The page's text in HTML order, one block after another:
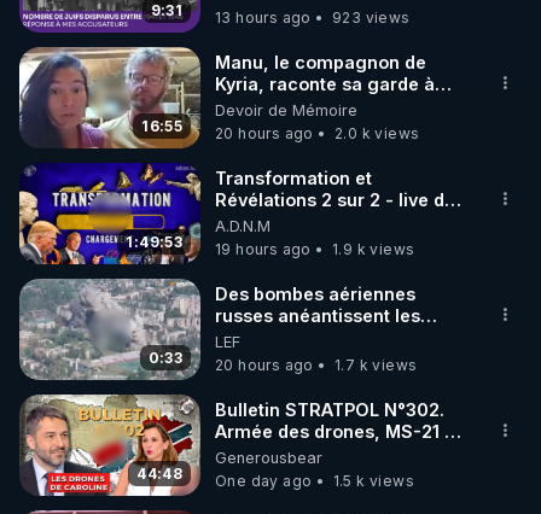
code : REGENERE10
▶ 30 jours gratuit sur l’application de méditation et
de bien-être ENVOL :
Rendez-vous sur https://www.envol.app/code
le code : REGENERE
9:31
13 hours ago
923 views
16:55
Manu, le compagnon de
Kyria, raconte sa garde à
vue musclée. PARTAGEZ!
Devoir de Mémoire
20 hours ago
2.0 k views
1:49:53
Transformation et
Révélations 2 sur 2 - live du
07/08/26
A.D.N.M
19 hours ago
1.9 k views
0:33
Des bombes aériennes
russes anéantissent les
centres de contrôle de
drones de 3 brigades
ukrainienne
LEF
20 hours ago
1.7 k views
44:48
Bulletin STRATPOL N°302.
Armée des drones, MS-21 en
série, missiles coréens.
07.08.2026.
Generousbear
One day ago
1.5 k views